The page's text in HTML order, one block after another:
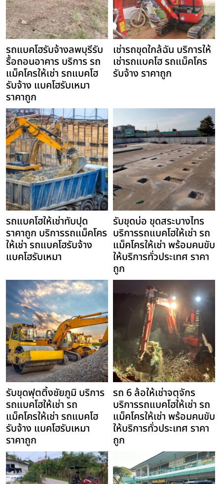
รถแบคโฮรับจ้างลพบุรีรับ
รื้อถอนอาคาร บริการ รถ
แม็คโครให้เช่า รถแบคโฮ
รับจ้าง แบคโฮรับเหมา
ราคาถูก
เช่ารถขุดใกล้ฉัน บริการให้
เช่ารถแบคโฮ รถแม็คโคร
รับจ้าง ราคาถูก
รถแบคโฮให้เช่าทับปุด
ราคาถูก บริการรถแม็คโคร
ให้เช่า รถแบคโฮรับจ้าง
แบคโฮรับเหมา
รับขุดบ่อ ขุดสระบางไทร
บริการรถแบคโฮให้เช่า รถ
แม็คโครให้เช่า พร้อมคนขับ
ให้บริการทั่วประเทศ ราคา
ถูก
รับขุดฟุตติ้งชัยภูมิ บริการ
รถแบคโฮให้เช่า รถ
แม็คโครให้เช่า รถแบคโฮ
รับจ้าง แบคโฮรับเหมา
ราคาถูก
รถ 6 ล้อให้เช่าจตุจักร
บริการรถแบคโฮให้เช่า รถ
แม็คโครให้เช่า พร้อมคนขับ
ให้บริการทั่วประเทศ ราคา
ถูก